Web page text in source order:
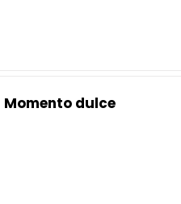
Momento dulce